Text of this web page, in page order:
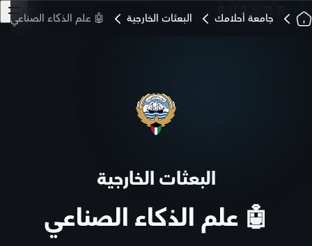
جامعة أحلامك البعثات الخارجية 🤖 علم الذكاء الصناعي
البعثات الخارجية
🤖 علم الذكاء الصناعي